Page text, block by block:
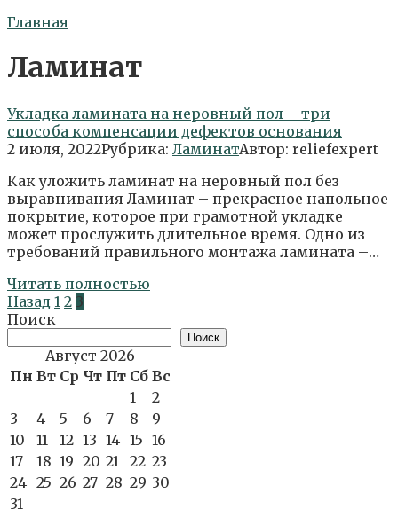
Главная
Ламинат
Укладка ламината на неровный пол – три
способа компенсации дефектов основания
2 июля, 2022Рубрика: ЛаминатАвтор: reliefexpert
Как уложить ламинат на неровный пол без
выравнивания Ламинат – прекрасное напольное
покрытие, которое при грамотной укладке
может прослужить длительное время. Одно из
требований правильного монтажа ламината –…
Читать полностью
Пагинация
записей
Назад 1 2 3
Поиск
Поиск
Август 2026
Пн Вт Ср Чт Пт Сб Вс
1
2
3
4 5 6 7 8
9
10
11 12 13 14 15 16
17
18 19 20 21 22 23
24 25 26 27 28 29 30
31